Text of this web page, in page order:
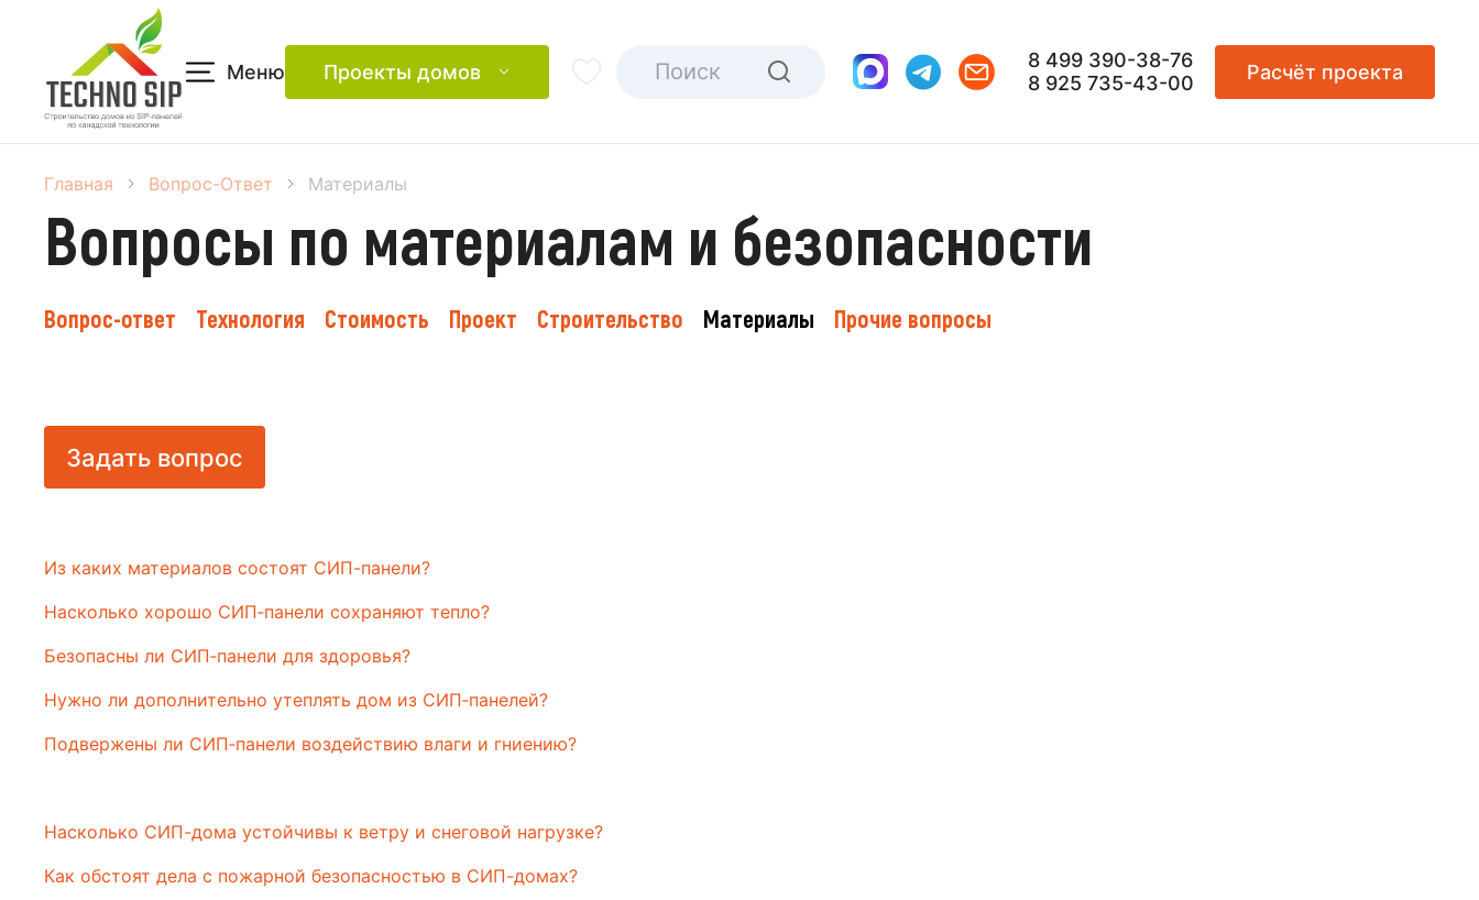
Меню Проекты домов
8 499 390-38-76
8 925 735-43-00
Расчёт проекта
Главная Вопрос-Ответ Материалы
Вопросы по материалам и безопасности
Вопрос-ответ Технология Стоимость Проект Строительство Материалы Прочие вопросы
Задать вопрос
Из каких материалов состоят СИП-панели?
Насколько хорошо СИП‑панели сохраняют тепло?
Безопасны ли СИП‑панели для здоровья?
Нужно ли дополнительно утеплять дом из СИП‑панелей?
Подвержены ли СИП‑панели воздействию влаги и гниению?
Насколько СИП-дома устойчивы к ветру и снеговой нагрузке?
Как обстоят дела с пожарной безопасностью в СИП-домах?